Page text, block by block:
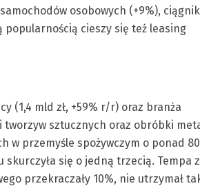
osobowych (+9%),
popularnością cieszy się też leasing
(1,4 mld zł, +59% r/r) oraz branża
sztucznych oraz obróbki
w przemyśle spożywczym o ponad
się o jedną trzecią. Tempa z
przekraczały 10%, nie utrzymał